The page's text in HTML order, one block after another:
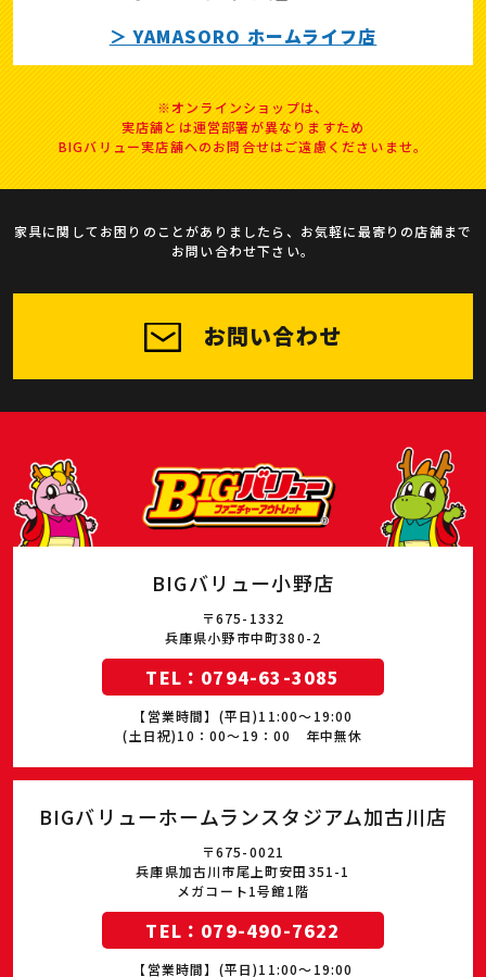
＞ YAMASORO ホームライフ店
※オンラインショップは、
実店舗とは運営部署が異なりますため
BIGバリュー実店舗へのお問合せはご遠慮くださいませ。
家具に関してお困りのことがありましたら、お気軽に最寄りの店舗まで
お問い合わせ下さい。
お問い合わせ
BIGバリュー小野店
〒675-1332
兵庫県小野市中町380-2
TEL：0794-63-3085
【営業時間】(平日)11:00～19:00
(土日祝)10：00～19：00 年中無休
BIGバリューホームランスタジアム加古川店
〒675-0021
兵庫県加古川市尾上町安田351-1
メガコート1号館1階
TEL：079-490-7622
【営業時間】(平日)11:00～19:00